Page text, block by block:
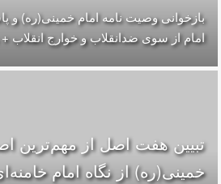
بازخوانی وصیت نامه امام خمینی(ره) و
امام از سوی ضدانقلاب و خوارج انقلاب
تبیین هفت اصل از مهم‌ترین
خمینی(ره) از نگاه امام